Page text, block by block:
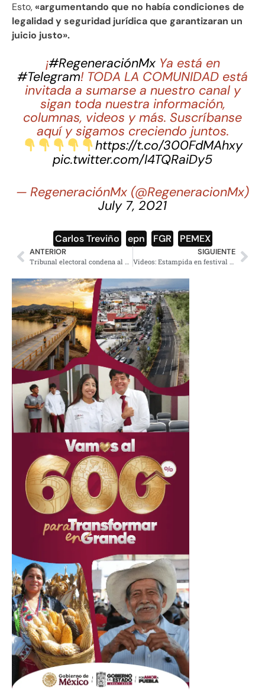
Esto,«argumentando que no había condiciones de
legalidad y seguridad jurídica que garantizaran un
juicio justo».
¡#RegeneraciónMxYa está en
#Telegram! TODA LA COMUNIDAD está
invitada a sumarse a nuestro canal y
sigan toda nuestra información,
columnas, videos y más. Suscríbanse
aquí y sigamos creciendo juntos.
https://t.co/300FdMAhxy
pic.twitter.com/I4TQRaiDy5
— RegeneraciónMx (@RegeneracionMx)
July 7, 2021
Carlos Treviño epn FGR PEMEX
ANTERIOR
Tribunal electoral condena al PES por promocionales discriminatorios
SIGUIENTE
Videos: Estampida en festival Astroworld deja varios muertos y heridos